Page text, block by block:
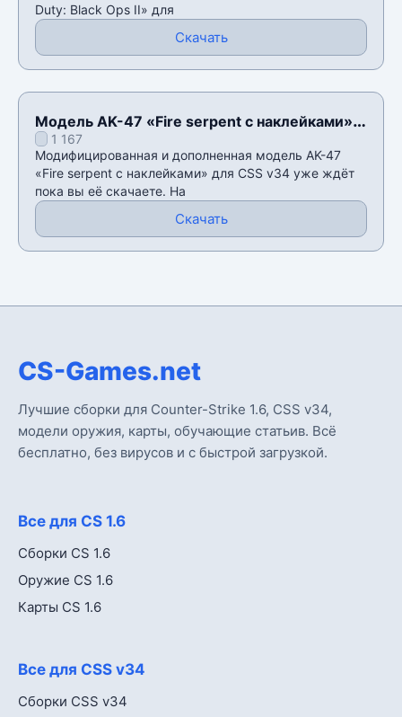
Duty: Black Ops II» для
Скачать
Модель AK-47 «Fire serpent с наклейками»
для CSS v34
1 167
Модифицированная и дополненная модель AK-47
«Fire serpent с наклейками» для CSS v34 уже ждëт
пока вы еë скачаете. На
Скачать
CS-Games.net
Лучшие сборки для Counter-Strike 1.6, CSS v34,
модели оружия, карты, обучающие статьив. Всё
бесплатно, без вирусов и с быстрой загрузкой.
Все для CS 1.6
Сборки CS 1.6
Оружие CS 1.6
Карты CS 1.6
Все для CSS v34
Сборки CSS v34